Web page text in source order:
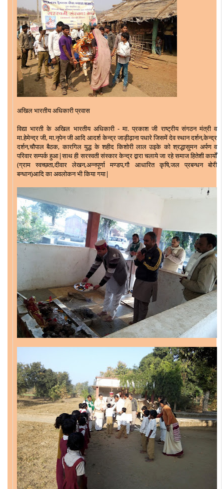
अखिल भारतीय अधिकारी प्रवास
विद्या भारती के अखिल भारतीय अधिकारी - मा. प्रकाश जी राष्ट्रीय संगठन मंत्री व
मा.हेमेन्द्र जी, मा.नृपेन जी आदि आदर्श केन्द्र जाड़ीढ़ाना पधारे जिसमें देव स्थान दर्शन,केन्द्र
दर्शन,चौपाल बैठक, कारगिल युद्ध के शहीद किशोरी लाल उइके को श्रद्धासुमन अर्पण व
परिवार सम्पर्क हुआ|साथ ही सरस्वती संस्कार केन्द्र द्वारा चलाये जा रहे समाज हितेशी कार्यों
(ग्राम स्वच्छता,दीवार लेखन,अन्नपूर्णा मण्डप,गौ आधारित कृषि,जल प्रबन्धन बोरी
बन्धान)आदि का अवलोकन भी किया गया|